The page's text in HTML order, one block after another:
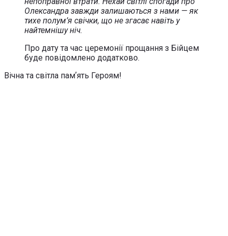
Олександра завжди залишаються з нами — як
тихе полум’я свічки, що не згасає навіть у
найтемнішу ніч.
Про дату та час церемонії прощання з Бійцем
буде повідомлено додатково.
Вічна та світла памʼять Героям!